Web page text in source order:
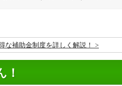
な補助金制度を詳しく解説！
！